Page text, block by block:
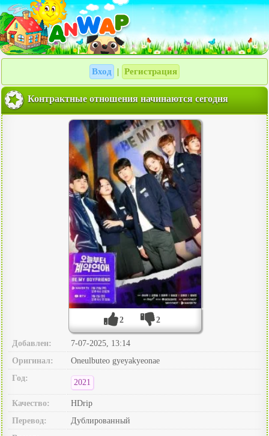
Вход Регистрация
Контрактные отношения начинаются сегодня
2 2
Добавлен:
7-07-2025, 13:14
Оригинал:
Oneulbuteo gyeyakyeonae
Год:
2021
Качество:
HDrip
Перевод:
Дублированный